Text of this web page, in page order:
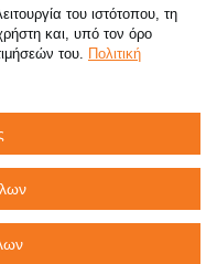
χωρίς χρέωση),
χρέωση)
Πολιτική Απορρήτου
του ιστότοπου, τη
και, υπό τον όρο
του. Πολιτική